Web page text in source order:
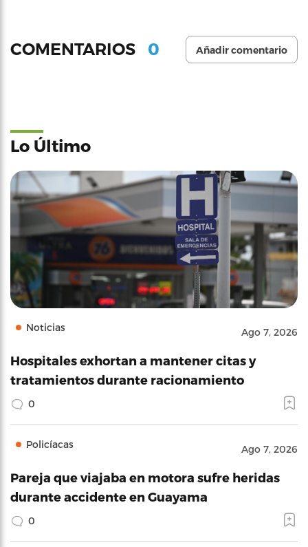
COMENTARIOS 0 Añadir comentario
Lo Último
Noticias Ago 7, 2026
Hospitales exhortan a mantener citas y
tratamientos durante racionamiento
0
Policíacas Ago 7, 2026
Pareja que viajaba en motora sufre heridas
durante accidente en Guayama
0